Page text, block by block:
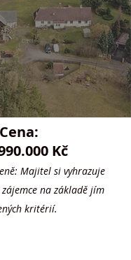
Cena:
Kč
Majitel si vyhrazuje
na základě jím
kritérií.